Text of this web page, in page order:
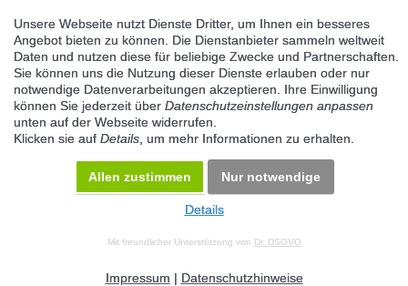
Datenschutz Impressum Kontakt Datenschutz anpassen Desktop Version
Unsere Webseite nutzt Dienste Dritter, um Ihnen ein besseres
Angebot bieten zu können. Die Dienstanbieter sammeln weltweit
Daten und nutzen diese für beliebige Zwecke und Partnerschaften.
Sie können uns die Nutzung dieser Dienste erlauben oder nur
notwendige Datenverarbeitungen akzeptieren. Ihre Einwilligung
können Sie jederzeit über Datenschutzeinstellungen anpassen
unten auf der Webseite widerrufen.
Klicken sie auf Details , um mehr Informationen zu erhalten.
Allen zustimmen Nur notwendige
Details
Mit freundlicher Unterstützung von Dr. DSGVO
Impressum | Datenschutzhinweise